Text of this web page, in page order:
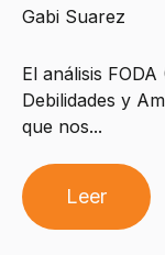
Gabi Suarez
El análisis
Debilidades y
que nos...
Leer